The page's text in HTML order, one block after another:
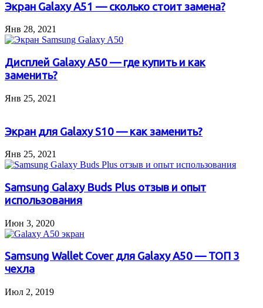
Экран Galaxy A51 — сколько стоит замена?
Янв 28, 2021
Дисплей Galaxy A50 — где купить и как
заменить?
Янв 25, 2021
Экран для Galaxy S10 — как заменить?
Янв 25, 2021
Samsung Galaxy Buds Plus отзыв и опыт
использования
Июн 3, 2020
Samsung Wallet Cover для Galaxy A50 — ТОП 3
чехла
Июл 2, 2019